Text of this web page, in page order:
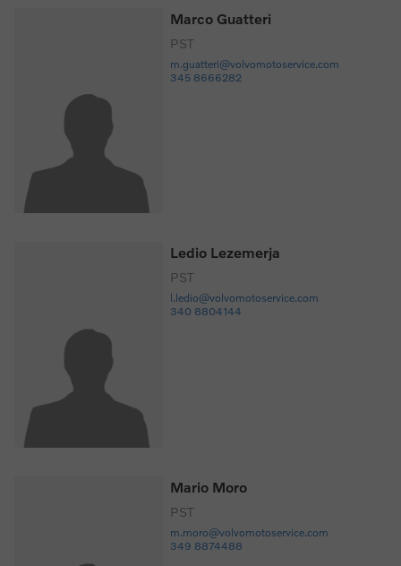
Marco Guatteri
PST
m.guatteri@volvomotoservice.com
345 8666282
Ledio Lezemerja
PST
l.ledio@volvomotoservice.com
340 8804144
Mario Moro
PST
m.moro@volvomotoservice.com
349 8874488